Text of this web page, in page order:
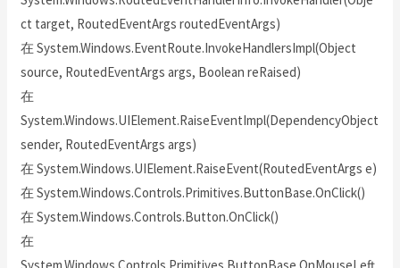
ct target, RoutedEventArgs routedEventArgs)
在 System.Windows.EventRoute.InvokeHandlersImpl(Object
source, RoutedEventArgs args, Boolean reRaised)
在
System.Windows.UIElement.RaiseEventImpl(DependencyObject
sender, RoutedEventArgs args)
在 System.Windows.UIElement.RaiseEvent(RoutedEventArgs e)
在 System.Windows.Controls.Primitives.ButtonBase.OnClick()
在 System.Windows.Controls.Button.OnClick()
在